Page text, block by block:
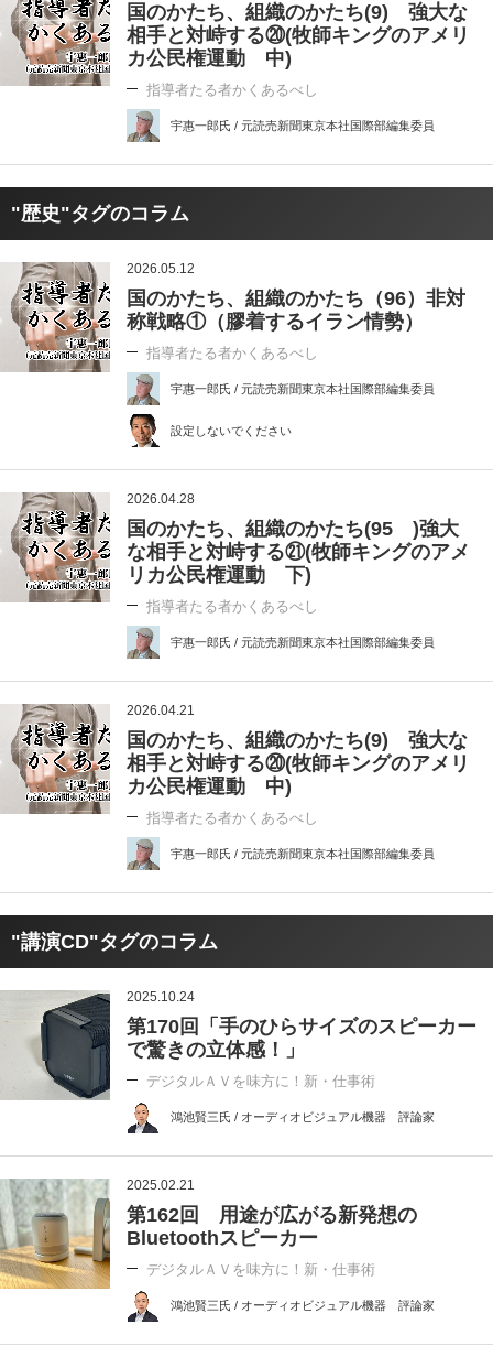
国のかたち、組織のかたち(9) 強大な
相手と対峙する⑳(牧師キングのアメリ
カ公民権運動 中)
指導者たる者かくあるべし
宇惠一郎氏 / 元読売新聞東京本社国際部編集委員
"歴史"タグのコラム
2026.05.12
国のかたち、組織のかたち（96）非対
称戦略①（膠着するイラン情勢）
指導者たる者かくあるべし
宇惠一郎氏 / 元読売新聞東京本社国際部編集委員
設定しないでください
2026.04.28
国のかたち、組織のかたち(95 )強大
な相手と対峙する㉑(牧師キングのアメ
リカ公民権運動 下)
指導者たる者かくあるべし
宇惠一郎氏 / 元読売新聞東京本社国際部編集委員
2026.04.21
国のかたち、組織のかたち(9) 強大な
相手と対峙する⑳(牧師キングのアメリ
カ公民権運動 中)
指導者たる者かくあるべし
宇惠一郎氏 / 元読売新聞東京本社国際部編集委員
"講演CD"タグのコラム
2025.10.24
第170回「手のひらサイズのスピーカー
で驚きの立体感！」
デジタルＡＶを味方に！新・仕事術
鴻池賢三氏 / オーディオビジュアル機器 評論家
2025.02.21
第162回 用途が広がる新発想の
Bluetoothスピーカー
デジタルＡＶを味方に！新・仕事術
鴻池賢三氏 / オーディオビジュアル機器 評論家